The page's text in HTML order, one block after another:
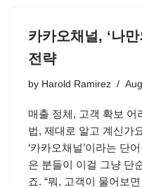
카카오채널, ‘나
전략
by Harold Ramirez
매출 정체, 고객 확보 어
법, 제대로 알고 계신가
‘카카오채널’이라는 단
은 분들이 이걸 그냥 단
죠. “뭐, 고객이 물어보